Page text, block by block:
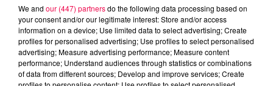
Meurthe et Moselle
Haute Marne
Alsace
Meuse Grand Est
Fred
JESSICA D'EPINAL REMPORTE UNE PLATINE VINYLE
We and our (447) partnersdo the following data processing based on
your consent and/or our legitimate interest: Store and/or access
information on a device; Use limited data to select advertising; Create
profiles for personalised advertising; Use profiles to select personalised
advertising; Measure advertising performance; Measure content
performance; Understand audiences through statistics or combinations
of data from different sources; Develop and improve services; Create